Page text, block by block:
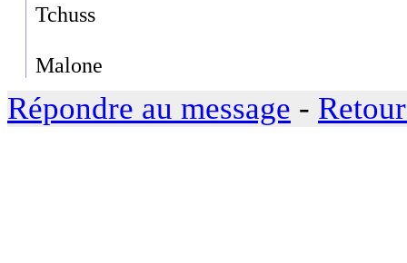
Tchuss
Malone
Répondre au message -